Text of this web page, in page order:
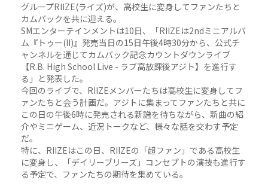
グループRIIZE(ライズ)が、高校生に変身してファンたちと
カムバックを共に迎える。
SMエンターテインメントは10日、「RIIZEは2ndミニアルバ
ム『トゥー(II)』発売当日の15日午後4時30分から、公式チ
ャンネルを通じてカムバック記念カウントダウンライブ
【R.B. High School Live - ラブ高放課後アジト】を進行す
る」と発表した。
今回のライブで、RIIZEメンバーたちは高校生に変身してフ
ァンたちと会う計画だ。アジトに集まってファンたちと共に
この日の午後6時に発売される新譜を待ちながら、新曲の紹
介やミニゲーム、近況トークなど、様々な話を交わす予定
だ。
特に、RIIZEはこの日、RIIZEの「超ファン」である高校生
に変身し、「デイリーブリーズ」コンセプトの演技も進行す
る予定で、ファンたちの期待を集めている。